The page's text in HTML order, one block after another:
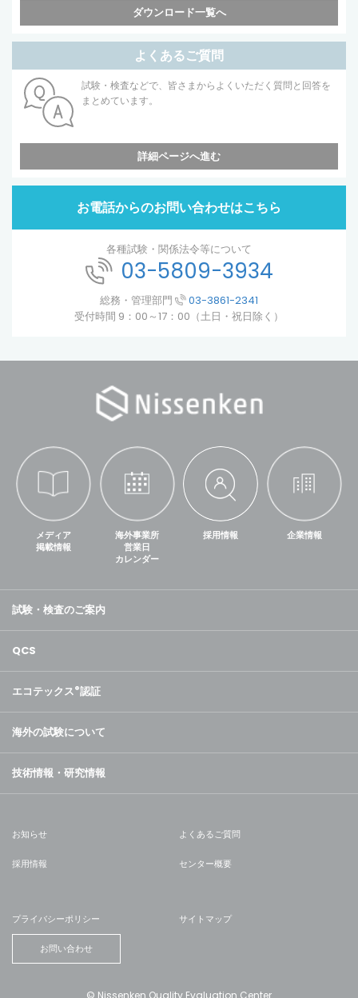
ダウンロード一覧へ
よくあるご質問
試験・検査などで、皆さまからよくいただく質問と回答を
まとめています。
詳細ページへ進む
お電話からのお問い合わせはこちら
各種試験・関係法令等について
03-5809-3934
総務・管理部門
03-3861-2341
受付時間 9：00～17：00（土日・祝日除く）
メディア
掲載情報
海外事業所
営業日
カレンダー
採用情報 企業情報
試験・検査のご案内
QCS
エコテックス®認証
海外の試験について
技術情報・研究情報
お知らせ よくあるご質問
採用情報 センター概要
プライバシーポリシー サイトマップ
お問い合わせ